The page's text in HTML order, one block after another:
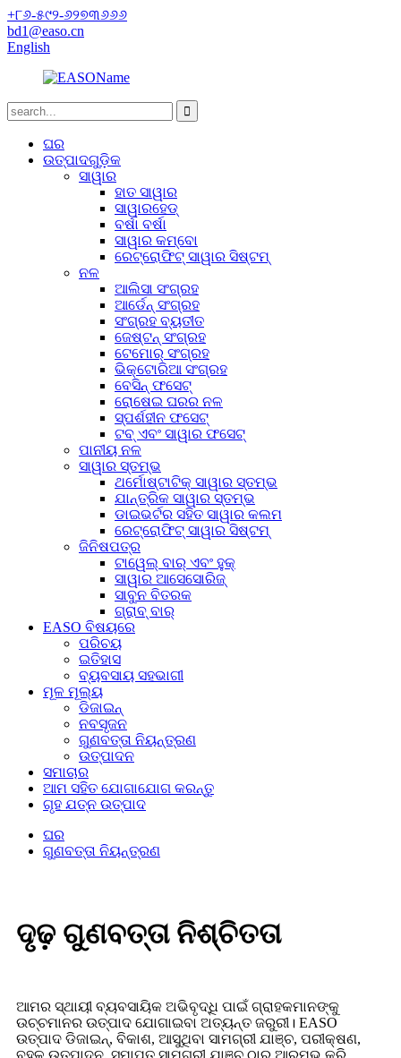
+୮୬-୫୯୨-୬୨୭୩୬୬୬
bd1@easo.cn
English
ଘର
ଉତ୍ପାଦଗୁଡ଼ିକ
ସାୱାର
ହାତ ସାୱାର
ସାୱାରହେଡ୍
ବର୍ଷା ବର୍ଷା
ସାୱାର କମ୍ବୋ
ରେଟ୍ରୋଫିଟ୍ ସାୱାର ସିଷ୍ଟମ୍
ନଳ
ଆଲିସା ସଂଗ୍ରହ
ଆର୍ଡେନ୍ ସଂଗ୍ରହ
ସଂଗ୍ରହ ବ୍ୟତୀତ
ଜେଷ୍ଟନ୍ ସଂଗ୍ରହ
ଟେମୋର୍ ସଂଗ୍ରହ
ଭିକ୍ଟୋରିଆ ସଂଗ୍ରହ
ବେସିନ୍ ଫସେଟ୍
ରୋଷେଇ ଘରର ନଳ
ସ୍ପର୍ଶହୀନ ଫସେଟ୍
ଟବ୍ ଏବଂ ସାୱାର ଫସେଟ୍
ପାନୀୟ ନଳ
ସାୱାର ସ୍ତମ୍ଭ
ଥର୍ମୋଷ୍ଟାଟିକ୍ ସାୱାର ସ୍ତମ୍ଭ
ଯାନ୍ତ୍ରିକ ସାୱାର ସ୍ତମ୍ଭ
ଡାଇଭର୍ଟର ସହିତ ସାୱାର କଲମ
ରେଟ୍ରୋଫିଟ୍ ସାୱାର ସିଷ୍ଟମ୍
ଜିନିଷପତ୍ର
ଟାୱେଲ୍ ବାର୍ ଏବଂ ହୁକ୍
ସାୱାର ଆସେସୋରିଜ୍
ସାବୁନ ବିତରକ
ଗ୍ରାବ୍ ବାର୍
EASO ବିଷୟରେ
ପରିଚୟ
ଇତିହାସ
ବ୍ୟବସାୟ ସହଭାଗୀ
ମୂଳ ମୂଲ୍ୟ
ଡିଜାଇନ୍
ନବସୃଜନ
ଗୁଣବତ୍ତା ନିୟନ୍ତ୍ରଣ
ଉତ୍ପାଦନ
ସମାଚାର
ଆମ ସହିତ ଯୋଗାଯୋଗ କରନ୍ତୁ
ଗୃହ ଯତ୍ନ ଉତ୍ପାଦ
ଘର
ଗୁଣବତ୍ତା ନିୟନ୍ତ୍ରଣ
ଦୃଢ଼ ଗୁଣବତ୍ତା ନିଶ୍ଚିତତା
ଆମର ସ୍ଥାୟୀ ବ୍ୟବସାୟିକ ଅଭିବୃଦ୍ଧି ପାଇଁ ଗ୍ରାହକମାନଙ୍କୁ
ଉଚ୍ଚମାନର ଉତ୍ପାଦ ଯୋଗାଇବା ଅତ୍ୟନ୍ତ ଜରୁରୀ। EASO
ଉତ୍ପାଦ ଡିଜାଇନ୍, ବିକାଶ, ଆସୁଥିବା ସାମଗ୍ରୀ ଯାଞ୍ଚ, ପରୀକ୍ଷଣ,